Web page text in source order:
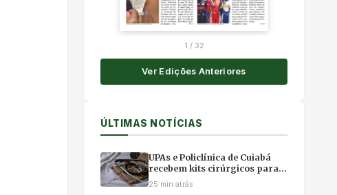
1 / 32
Ver Edições Anteriores
ÚLTIMAS NOTÍCIAS
UPAs e Policlínica de Cuiabá
recebem kits cirúrgicos para
acelerar atendimentos e evitar
25 min atrás